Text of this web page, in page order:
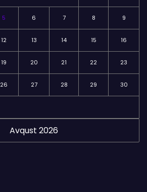
Avqust 2026
5 6 7 8 9
12 13 14 15 16
19 20 21 22 23
26 27 28 29 30